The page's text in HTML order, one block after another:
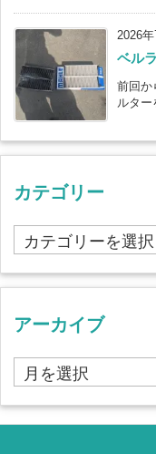
2026年
ベル
前回か
ルター
カテゴリー
カ
テ
ゴ
ー
アーカイブ
ア
ー
カ